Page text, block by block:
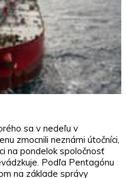
sa v nedeľu v
zmocnili neznámi útočníci,
na pondelok spoločnosť
Podľa Pentagónu
na základe správy